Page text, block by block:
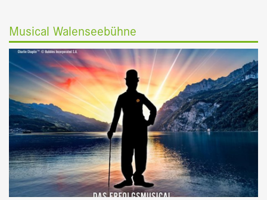
Musical Walenseebühne